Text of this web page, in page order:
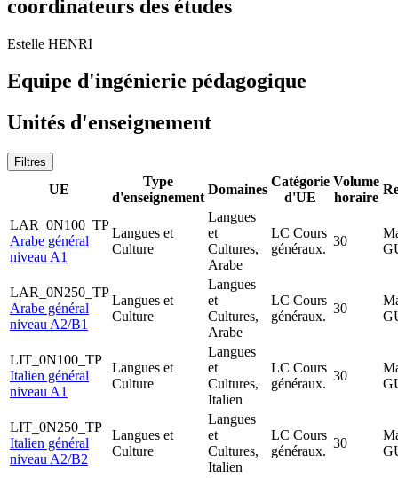
coordinateurs des études
Estelle HENRI
Equipe d'ingénierie pédagogique
Unités d'enseignement
Filtres
UE
Type
d'enseignement
Domaines
Catégorie
d'UE
Volume
horaire
LAR_0N100_TP
Arabe général
niveau A1
Langues et
Culture
Langues
et
Cultures,
Arabe
LC Cours
généraux.
30
LAR_0N250_TP
Arabe général
niveau A2/B1
Langues et
Culture
Langues
et
Cultures,
Arabe
LC Cours
généraux.
30
LIT_0N100_TP
Italien général
niveau A1
Langues et
Culture
Langues
et
Cultures,
Italien
LC Cours
généraux.
30
LIT_0N250_TP
Italien général
niveau A2/B2
Langues et
Culture
Langues
et
Cultures,
Italien
LC Cours
généraux.
30